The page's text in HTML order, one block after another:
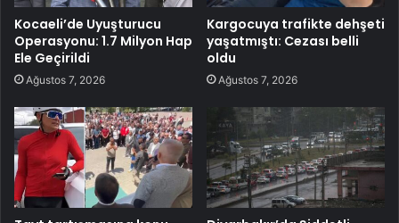
Kocaeli’de Uyuşturucu
Operasyonu: 1.7 Milyon Hap
Ele Geçirildi
Ağustos 7, 2026
Kargocuya trafikte dehşeti
yaşatmıştı: Cezası belli
oldu
Ağustos 7, 2026